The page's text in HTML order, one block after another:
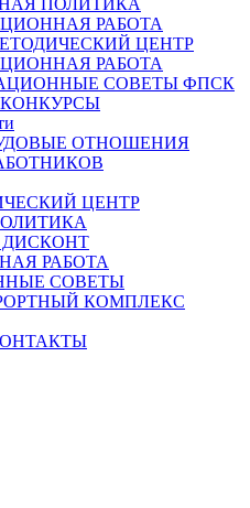
ПОЛИТИКА
РАБОТА
ЦЕНТР
РАБОТА
СОВЕТЫ ФПСК
ОТНОШЕНИЯ
ЦЕНТР
РАБОТА
СОВЕТЫ
КОМПЛЕКС